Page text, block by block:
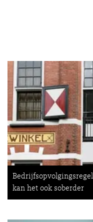
kan het ook soberder